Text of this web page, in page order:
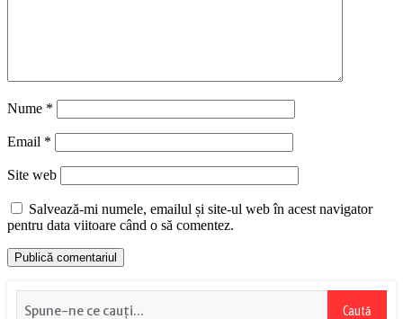
Nume *
Email *
Site web
Salvează-mi numele, emailul și site-ul web în acest navigator
pentru data viitoare când o să comentez.
Caută